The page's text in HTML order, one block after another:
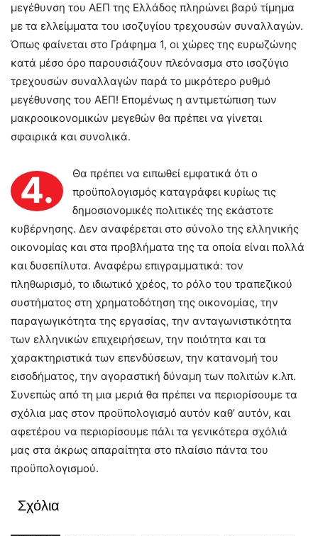
μεγέθυνση του ΑΕΠ της Ελλάδος πληρώνει βαρύ τίμημα
με τα ελλείμματα του ισοζυγίου τρεχουσών συναλλαγών.
Όπως φαίνεται στο Γράφημα 1, οι χώρες της ευρωζώνης
κατά μέσο όρο παρουσιάζουν πλεόνασμα στο ισοζύγιο
τρεχουσών συναλλαγών παρά το μικρότερο ρυθμό
μεγέθυνσης του ΑΕΠ! Επομένως η αντιμετώπιση των
μακροοικονομικών μεγεθών θα πρέπει να γίνεται
σφαιρικά και συνολικά.
4.
Θα πρέπει να ειπωθεί εμφατικά ότι ο
προϋπολογισμός καταγράφει κυρίως τις
δημοσιονομικές πολιτικές της εκάστοτε
κυβέρνησης. Δεν αναφέρεται στο σύνολο της ελληνικής
οικονομίας και στα προβλήματα της τα οποία είναι πολλά
και δυσεπίλυτα. Αναφέρω επιγραμματικά: τον
πληθωρισμό, το ιδιωτικό χρέος, το ρόλο του τραπεζικού
συστήματος στη χρηματοδότηση της οικονομίας, την
παραγωγικότητα της εργασίας, την ανταγωνιστικότητα
των ελληνικών επιχειρήσεων, την ποιότητα και τα
χαρακτηριστικά των επενδύσεων, την κατανομή του
εισοδήματος, την αγοραστική δύναμη των πολιτών κ.λπ.
Συνεπώς από τη μια μεριά θα πρέπει να περιορίσουμε τα
σχόλια μας στον προϋπολογισμό αυτόν καθ’ αυτόν, και
αφετέρου να περιορίσουμε πάλι τα γενικότερα σχόλιά
μας στα άκρως απαραίτητα στο πλαίσιο πάντα του
προϋπολογισμού.
Σχόλια